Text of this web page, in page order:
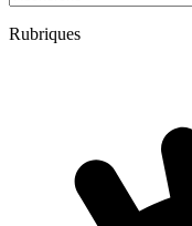
Rubriques